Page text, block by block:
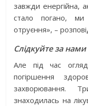
завжди енергійна,
стало погано,
отруєння», –
Слідкуйте за
Але під час
погіршення
захворювання.
знаходилась на